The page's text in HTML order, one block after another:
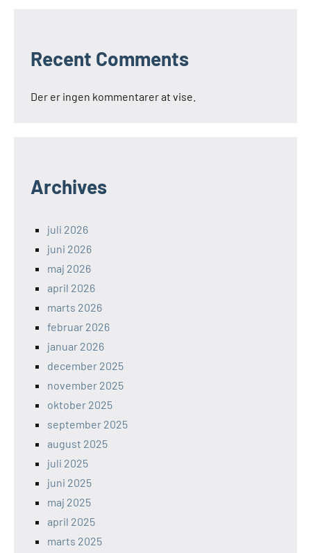
Recent Comments
Der er ingen kommentarer at vise.
Archives
juli 2026
juni 2026
maj 2026
april 2026
marts 2026
februar 2026
januar 2026
december 2025
november 2025
oktober 2025
september 2025
august 2025
juli 2025
juni 2025
maj 2025
april 2025
marts 2025